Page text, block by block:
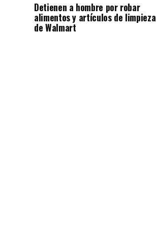
Detienen a hombre por robar
alimentos y artículos de limpieza
de Walmart